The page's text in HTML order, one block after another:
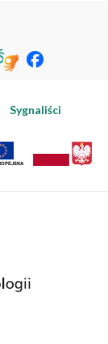
Sygnaliści